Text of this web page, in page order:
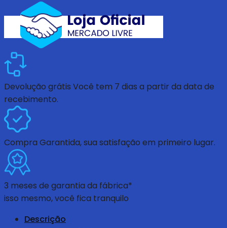
Devolução grátis Você tem 7 dias a partir da data de
recebimento.
Compra Garantida, sua satisfação em primeiro lugar.
3 meses de garantia da fábrica*
isso mesmo, você fica tranquilo
Descrição